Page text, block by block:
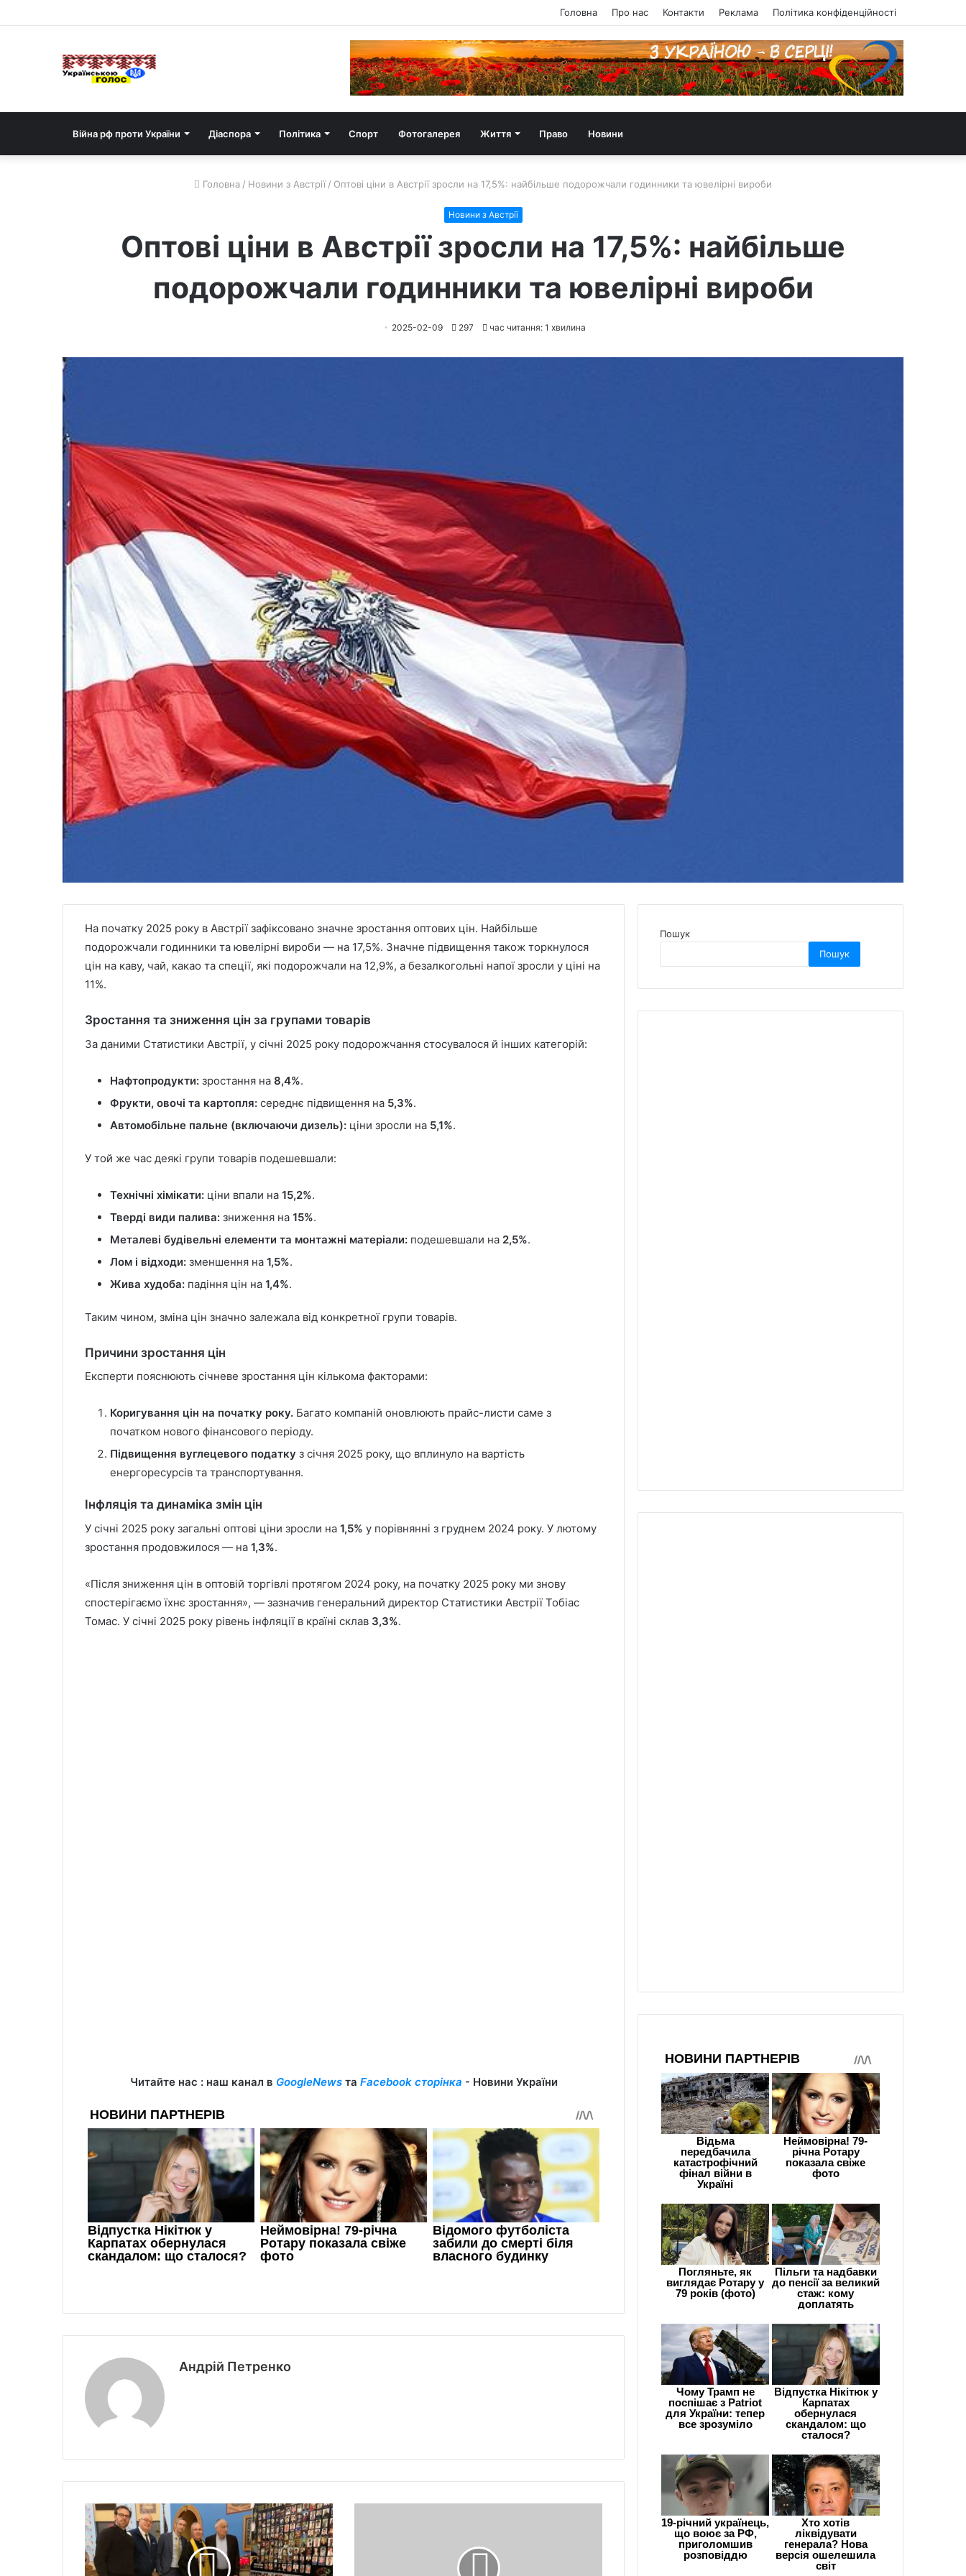
Головна Про нас Контакти Реклама Політика конфіденційності
Війна рф проти України Діаспора Політика Спорт Фотогалерея Життя Право Новини
Головна / Новини з Австрії / Оптові ціни в Австрії зросли на 17,5%: найбільше подорожчали годинники та ювелірні вироби
Новини з Австрії
Оптові ціни в Австрії зросли на 17,5%: найбільше
подорожчали годинники та ювелірні вироби
2025-02-09 297 час читання: 1 хвилина
На початку 2025 року в Австрії зафіксовано значне зростання оптових цін. Найбільше
подорожчали годинники та ювелірні вироби — на 17,5%. Значне підвищення також торкнулося
цін на каву, чай, какао та спеції, які подорожчали на 12,9%, а безалкогольні напої зросли у ціні на
11%.
Зростання та зниження цін за групами товарів
За даними Статистики Австрії, у січні 2025 року подорожчання стосувалося й інших категорій:
Нафтопродукти: зростання на 8,4%.
Фрукти, овочі та картопля: середнє підвищення на 5,3%.
Автомобільне пальне (включаючи дизель): ціни зросли на 5,1%.
У той же час деякі групи товарів подешевшали:
Технічні хімікати: ціни впали на 15,2%.
Тверді види палива: зниження на 15%.
Металеві будівельні елементи та монтажні матеріали: подешевшали на 2,5%.
Лом і відходи: зменшення на 1,5%.
Жива худоба: падіння цін на 1,4%.
Таким чином, зміна цін значно залежала від конкретної групи товарів.
Причини зростання цін
Експерти пояснюють січневе зростання цін кількома факторами:
Коригування цін на початку року. Багато компаній оновлюють прайс-листи саме з
початком нового фінансового періоду.
Підвищення вуглецевого податку з січня 2025 року, що вплинуло на вартість
енергоресурсів та транспортування.
Інфляція та динаміка змін цін
У січні 2025 року загальні оптові ціни зросли на 1,5% у порівнянні з груднем 2024 року. У лютому
зростання продовжилося — на 1,3%.
«Після зниження цін в оптовій торгівлі протягом 2024 року, на початку 2025 року ми знову
спостерігаємо їхнє зростання», — зазначив генеральний директор Статистики Австрії Тобіас
Томас. У січні 2025 року рівень інфляції в країні склав 3,3%.
Читайте нас : наш канал в GoogleNewsта Facebook сторінка - Новини України
Андрій Петренко
Пошук
Пошук